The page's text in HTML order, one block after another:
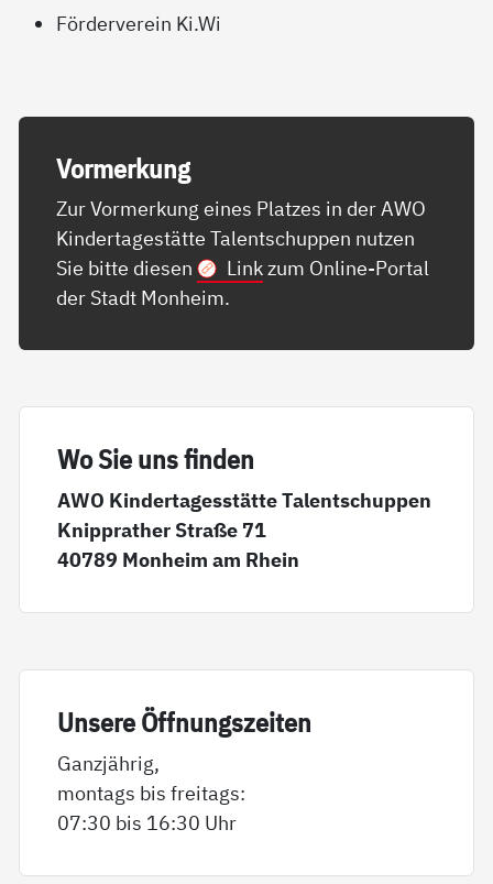
Förderverein Ki.Wi
Vor­mer­kung
Zur Vormerkung eines Platzes in der AWO
Kindertagestätte Talentschuppen nutzen
Sie bitte diesen
Linkzum Online-Portal
der Stadt Monheim.
Wo Sie uns fin­den
AWO Kindertagesstätte Talentschuppen
Knipprather Straße 71
40789 Monheim am Rhein
Un­se­re Öff­nungs­zei­ten
Ganzjährig,
montags bis freitags:
07:30 bis 16:30 Uhr